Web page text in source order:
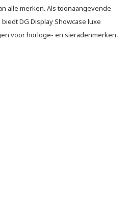
alle merken. Als toonaangevende
DG Display Showcase luxe
voor horloge- en sieradenmerken.